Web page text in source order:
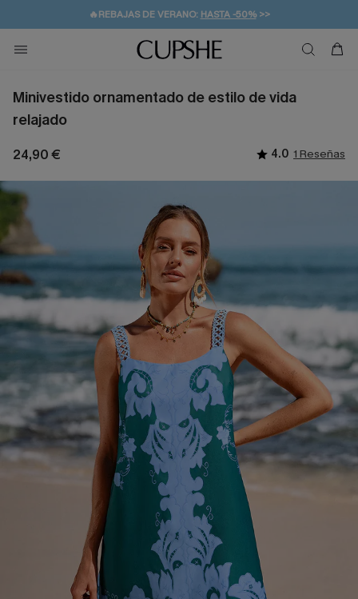
👒PROMOCIÓN DE VERANO:-10% EN 2 VESTIDOS
💌¡SUSCRIBIRSE & GANAR -10% EXTRA!
🚚ENVÍO GRATUITO A PARTIR DE 49 € >>
Minivestido ornamentado de estilo de vida
relajado
24,90 € 4.0 1 Reseñas